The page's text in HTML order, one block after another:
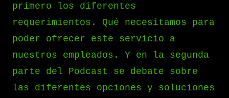
primero los diferentes
requerimientos. Qué necesitamos para
poder ofrecer este servicio a
nuestros empleados. Y en la segunda
parte del Podcast se debate sobre
las diferentes opciones y soluciones